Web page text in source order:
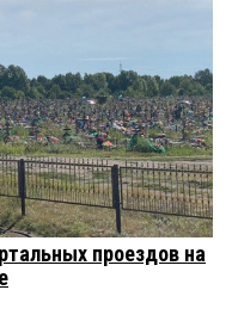
проездов на